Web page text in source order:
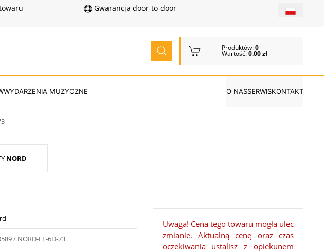
Gwarancja door-to-door
Produktów:0
Wartość:0.00 zł
WYDARZENIA MUZYCZNE O NASSERWISKONTAKT
NORD
/ NORD-EL-6D-73
Uwaga! Cena tego towaru mogła ulec
zmianie. Aktualną cenę oraz czas
oczekiwania ustalisz z opiekunem